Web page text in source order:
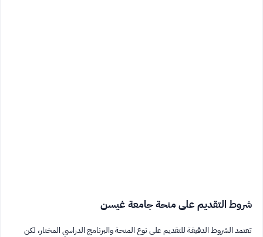
شروط التقديم على منحة جامعة غيسن
تعتمد الشروط الدقيقة للتقديم على نوع المنحة والبرنامج الدراسي المختار، لكن